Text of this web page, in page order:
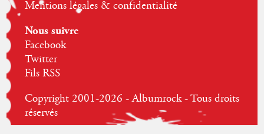
Mentions légales & confidentialité
Nous suivre
Facebook
Twitter
Fils RSS
Copyright 2001-2026 - Albumrock - Tous droits
réservés